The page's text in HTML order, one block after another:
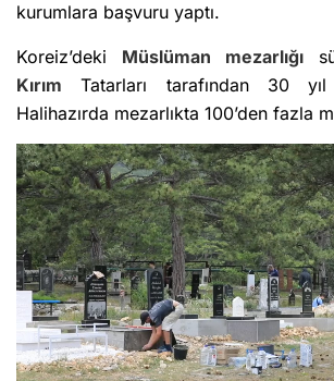
kurumlara başvuru yaptı.
Koreiz’deki Müslüman mezarlığı
Kırım Tatarları tarafından 30
Halihazırda mezarlıkta 100’den fazla